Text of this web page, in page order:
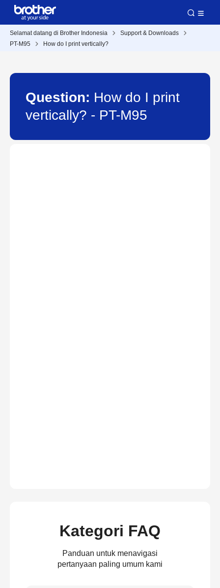
Selamat datang di Brother Indonesia
Support & Downloads
PT-M95
How do I print vertically?
Question: How do I print
vertically? - PT-M95
Kategori FAQ
Panduan untuk menavigasi
pertanyaan paling umum kami